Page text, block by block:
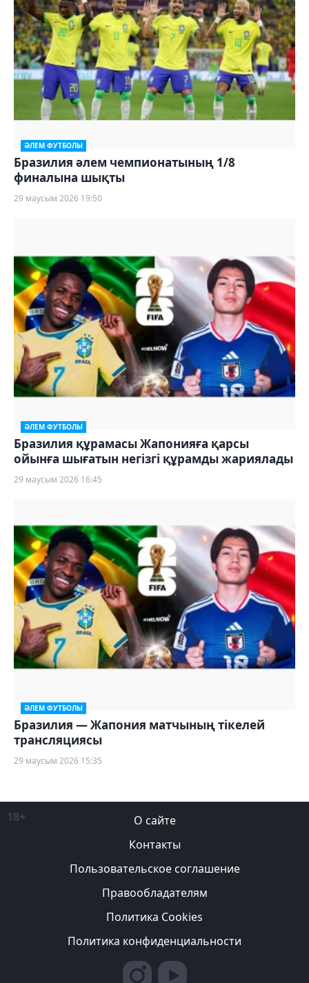
ӘЛЕМ ФУТБОЛЫ
Бразилия әлем чемпионатының 1/8
финалына шықты
29 маусым 2026 19:50
ӘЛЕМ ФУТБОЛЫ
Бразилия құрамасы Жапонияға қарсы
ойынға шығатын негізгі құрамды жариялады
29 маусым 2026 16:45
ӘЛЕМ ФУТБОЛЫ
Бразилия — Жапония матчының тікелей
трансляциясы
29 маусым 2026 15:35
18+
О сайте
Контакты
Пользовательское соглашение
Правообладателям
Политика Cookies
Политика конфиденциальности